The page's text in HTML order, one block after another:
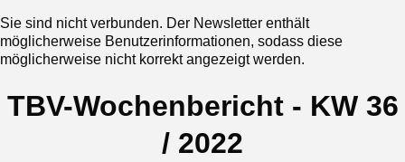
Sie sind nicht verbunden. Der Newsletter enthält
möglicherweise Benutzerinformationen, sodass diese
möglicherweise nicht korrekt angezeigt werden.
TBV-Wochenbericht - KW 36
/ 2022